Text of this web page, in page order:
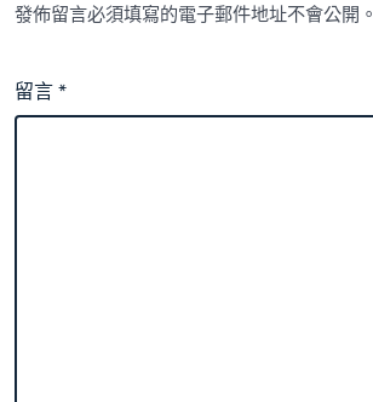
發佈留言必須填寫的電子郵件地址不會公開。
留言*